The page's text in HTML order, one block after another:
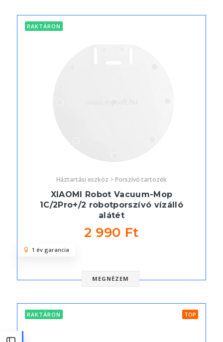
RAKTÁRON
Háztartási eszköz > Porszívó tartozék
XIAOMI Robot Vacuum-Mop
1C/2Pro+/2 robotporszívó vízálló
alátét
2 990 Ft
MEGNÉZEM
1 év garancia
RAKTÁRON TOP